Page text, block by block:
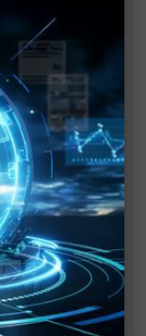
廢的可能性
問題
仍存
兆日圓
正逐漸改善